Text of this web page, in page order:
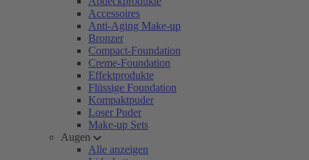
Accessoires
Anti-Aging Make-up
Bronzer
Compact-Foundation
Creme-Foundation
Effektprodukte
Flüssige Foundation
Kompaktpuder
Loser Puder
Make-up Sets
Augen
Alle anzeigen